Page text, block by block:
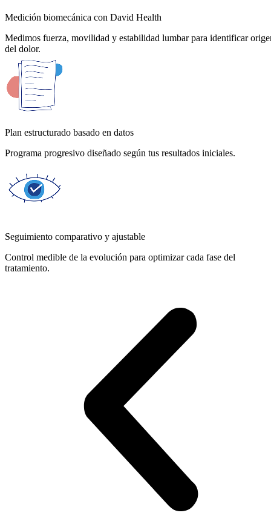
Medición biomecánica con David Health
Medimos fuerza, movilidad y estabilidad lumbar para identificar
del dolor.
Plan estructurado basado en datos
Programa progresivo diseñado según tus resultados iniciales.
Seguimiento comparativo y ajustable
Control medible de la evolución para optimizar cada fase del
tratamiento.